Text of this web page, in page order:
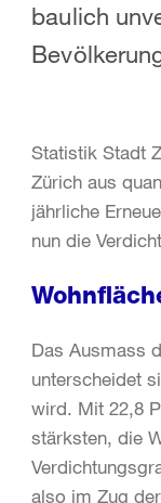
baulich
Statistik Stadt
Zürich aus
jährliche
nun die
Das Ausmass
unterscheidet
wird. Mit 22,8
stärksten, die
also im Zug